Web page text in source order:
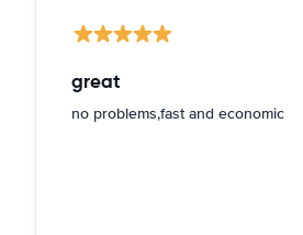
great
no problems,fast and economic